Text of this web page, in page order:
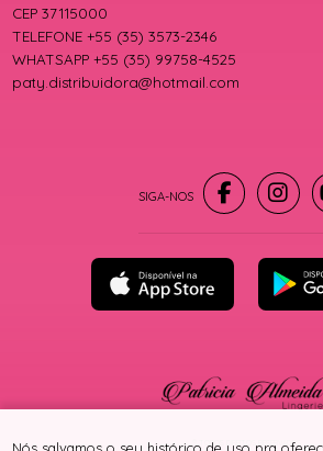
CEP 37115000
TELEFONE +55 (35) 3573-2346
WHATSAPP +55 (35) 99758-4525
paty.distribuidora@hotmail.com
® TODOS DIREITOS RESERVADOS